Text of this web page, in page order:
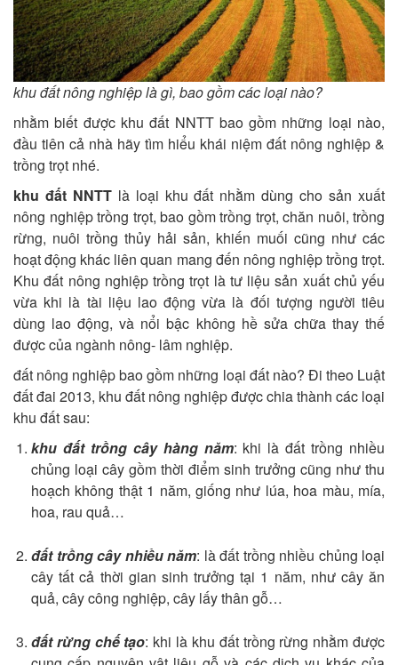
khu đất nông nghiệp là gì, bao gồm các loại nào?
nhằm biết được khu đất NNTT bao gồm những loại nào,
đầu tiên cả nhà hãy tìm hiểu khái niệm đất nông nghiệp &
trồng trọt nhé.
khu đất NNTT là loại khu đất nhằm dùng cho sản xuất
nông nghiệp trồng trọt, bao gồm trồng trọt, chăn nuôi, trồng
rừng, nuôi trồng thủy hải sản, khiến muối cũng như các
hoạt động khác liên quan mang đến nông nghiệp trồng trọt.
Khu đất nông nghiệp trồng trọt là tư liệu sản xuất chủ yếu
vừa khi là tài liệu lao động vừa là đối tượng người tiêu
dùng lao động, và nổi bậc không hề sửa chữa thay thế
được của ngành nông- lâm nghiệp.
đất nông nghiệp bao gồm những loại đất nào? Đi theo Luật
đất đai 2013, khu đất nông nghiệp được chia thành các loại
khu đất sau:
khu đất trồng cây hàng năm: khi là đất trồng nhiều
chủng loại cây gồm thời điểm sinh trưởng cũng như thu
hoạch không thật 1 năm, giống như lúa, hoa màu, mía,
hoa, rau quả…
đất trồng cây nhiều năm: là đất trồng nhiều chủng loại
cây tất cả thời gian sinh trưởng tại 1 năm, như cây ăn
quả, cây công nghiệp, cây lấy thân gỗ…
đất rừng chế tạo: khi là khu đất trồng rừng nhằm được